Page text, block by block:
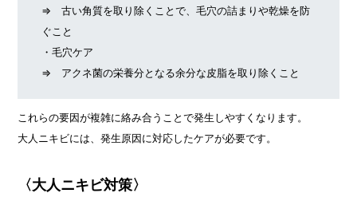
⇒ 古い角質を取り除くことで、毛穴の詰まりや乾燥を防
ぐこと
・毛穴ケア
⇒ アクネ菌の栄養分となる余分な皮脂を取り除くこと
これらの要因が複雑に絡み合うことで発生しやすくなります。
大人ニキビには、発生原因に対応したケアが必要です。
〈大人ニキビ対策〉